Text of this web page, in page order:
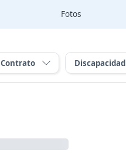
Fotos
Contrato Discapacidad